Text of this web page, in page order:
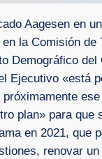
Aagesen en
la Comisión de
Demográfico del
Ejecutivo «está
plan» para que
en 2021, que
renovar un